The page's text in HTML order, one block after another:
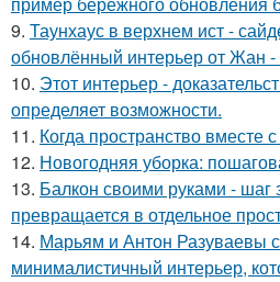
9. Таунхаус в верхнем ист -
обновлённый интерьер от Жан -
10. Этот интерьер -
определяет возможности.
11. Когда пространство вместе
12. Новогодняя уборка:
13. Балкон своими руками - шаг
превращается в отдельное
14. Марьям и Антон Разуваевы
минималистичный интерьер,